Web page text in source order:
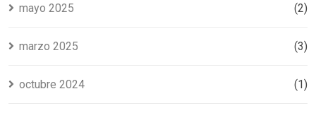
mayo 2025 (2)
marzo 2025 (3)
octubre 2024 (1)